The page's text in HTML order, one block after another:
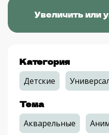
Увеличить или
Категория
Детские
Тема
Акварельные